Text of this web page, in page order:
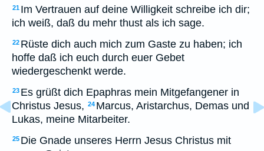
21 Im Vertrauen auf deine Willigkeit schreibe ich dir;
ich weiß, daß du mehr thust als ich sage.
22 Rüste dich auch mich zum Gaste zu haben; ich
hoffe daß ich euch durch euer Gebet
wiedergeschenkt werde.
23 Es grüßt dich Epaphras mein Mitgefangener in
Christus Jesus, 24 Marcus, Aristarchus, Demas und
Lukas, meine Mitarbeiter.
25 Die Gnade unseres Herrn Jesus Christus mit